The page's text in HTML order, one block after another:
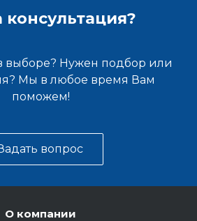
выборе? Нужен подбор или
Мы в любое время Вам
поможем!
вопрос
О компании